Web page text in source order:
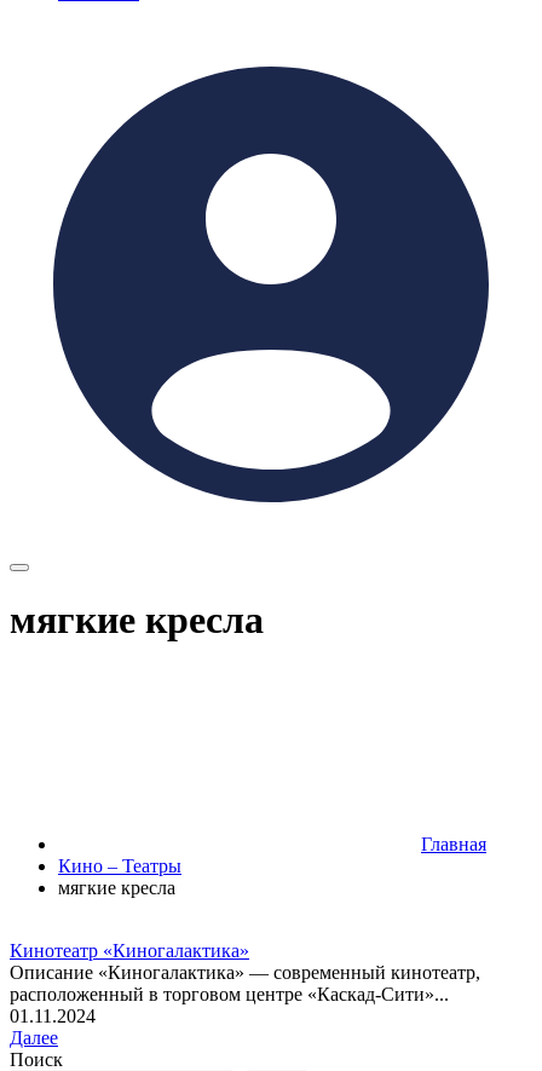
мягкие кресла
Главная
Кино – Театры
мягкие кресла
Кинотеатр «Киногалактика»
Описание «Киногалактика» — современный кинотеатр,
расположенный в торговом центре «Каскад-Сити»...
01.11.2024
Далее
Поиск